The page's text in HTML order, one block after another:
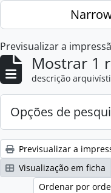
Skip to main content
Previsualizar a
Mostrar 1
descrição
Opções de
Previsualizar a
Visualização em ficha
Ordenar por